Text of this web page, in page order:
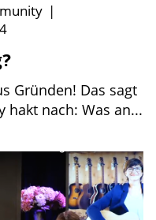
|
Gründen! Das sagt
hakt nach: Was an...